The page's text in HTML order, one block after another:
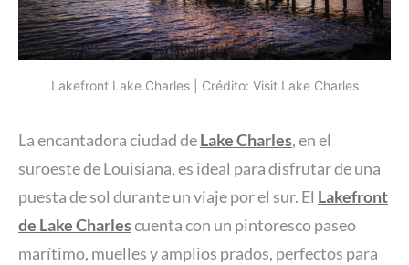
Lakefront Lake Charles | Crédito: Visit Lake Charles
La encantadora ciudad deLake Charles, en el
suroeste de Louisiana, es ideal para disfrutar de una
puesta de sol durante un viaje por el sur. El Lakefront
de Lake Charlescuenta con un pintoresco paseo
marítimo, muelles y amplios prados, perfectos para